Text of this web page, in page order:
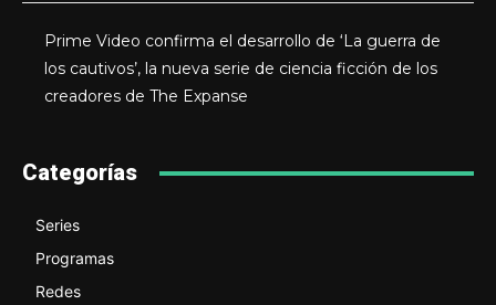
Prime Video confirma el desarrollo de ‘La guerra de
los cautivos’, la nueva serie de ciencia ficción de los
creadores de The Expanse
Categorías
Series
Programas
Redes